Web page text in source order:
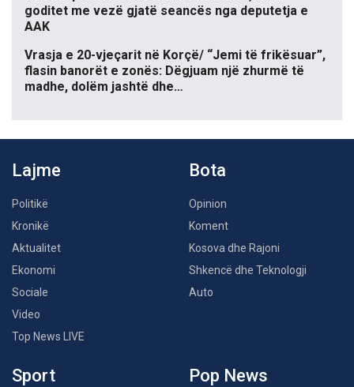
goditet me vezë gjatë seancës nga deputetja e
AAK
Vrasja e 20-vjeçarit në Korçë/ “Jemi të frikësuar”,
flasin banorët e zonës: Dëgjuam një zhurmë të
madhe, dolëm jashtë dhe…
Lajme
Politikë
Kronikë
Aktualitet
Ekonomi
Sociale
Video
Top News LIVE
Bota
Opinion
Koment
Kosova dhe Rajoni
Shkencë dhe Teknologji
Auto
Sport Pop News